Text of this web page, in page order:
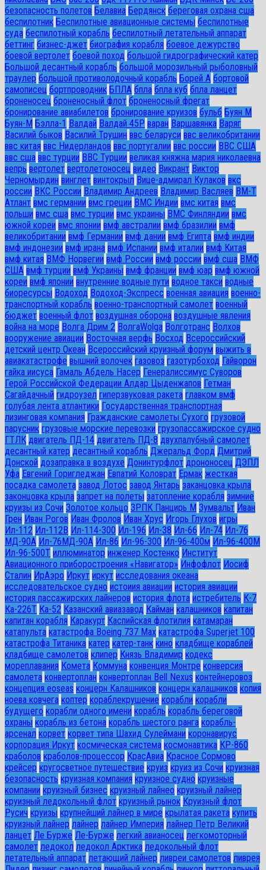
безопасность полетов Белавиа Бердянск береговая охрана сша
беспилотник Беспилотные авиационные системы беспилотные
суда беспилотный корабль беспилотный летательный аппарат
беттинг бизнес-джет биография корабля боевое дежурство
боевой вертолет боевой поход большой гидрографический катер
Большой десантный корабль большой морозильный рыболовный
траулер большой противолодочный корабль Борей А бортовой
самописец бортпроводник БПЛА бпла бпла куб бпла ланцет
броненосец броненосный флот броненосный фрегат
бронирование авиабилетов бронирование круизов бульб Буян М
Буян-М Бэлла-1 Валдай Валдай 45Р варан Варшавянка Варяг
Василий быков Василий Трушин ввс беларуси ввс великобритании
ввс китая ввс Нидерландов ввс португалии ввс россии ВВС США
ввс сша ввс турции ВВС Турции великая княжна мария николаевна
вепрь вертолет вертолетоносец видео Викрант Виктор
Черномырдин винглет винтокрыл Вице-адмирал Кулаков вкс
россии ВКС России Владимир Андреев Владимир Васляев ВМ-Т
Атлант вмс германии вмс греции ВМС Индии вмс китая вмс
польши вмс сша вмс турции вмс украины ВМС Финляндии вмс
южной кореи вмс японии вмф австралии вмф бразилии вмф
великобритании вмф Германии вмф дании вмф Египта вмф индии
вмф индонезии вмф ирана вмф Испании вмф италии вмф Китая
вмф китая ВМФ Норвегии вмф России вмф россии вмф сша ВМФ
США вмф турции вмф Украины вмф франции вмф юар вмф южной
кореи вмф японии внутренние водные пути водное такси водные
биоресурсы Водоход Водоход-Экспресс военная авиация военно-
транспортный корабль военно-транспортный самолет военный
бюджет военный флот воздушная оборона воздушные явления
война на море Волга Дрим 2 ВолгаWolga Волготранс Волхов
вооружение авиации Восточная верфь Восход Всероссийский
детский центр Океан Всероссийский круизный форум выжить в
авиакатастрофе вышний волочек газовоз газотурбоход Гайворон
гайка иисуса Гамаль Абдель Насер Генералиссимус Суворов
Герой Российской Федерации Алдар Цыденжапов Гетман
Сагайдачный гидроузел гиперзвуковая ракета главком вмф
голубая лента атлантики Государственная транспортная
лизинговая компания Гражданские самолеты Сухого грузовой
парусник грузовые морские перевозки грузопассажирское судно
ГТЛК двигатель ПД-14 двигатель ПД-8 двухпалубный самолет
десантный катер десантный корабль Джеральд Форд Дмитрий
Донской дозаправка в воздухе Донинтурфлот дрононосец ДЭПЛ
Уфа Евгений Горигледжан Евпатий Коловрат Ермак жесткая
посадка самолета завод Лотос завод Янтарь заканцовка крыла
законцовка крыла запрет на полеты затопление корабля зимние
круизы из Сочи Золотое кольцо ЗРПК Панцирь М Зумвальт Иван
Грен Иван Рогов Иван Фролов Иван Хрус Игорь Глухов игры
Ил-112 Ил-112В Ил-114-300 Ил-196 Ил-38 Ил-66 Ил-74 Ил-76
МД-90А Ил-76МД-90А Ил-86 Ил-96-300 Ил-96-400м Ил-96-400М
Ил-96-500Т иллюминатор инженер Костенко Институт
Авиационного приборостроения «Навигатор» Инфофлот Иосиф
Сталин ИрАэро Иркут иркут исследования океана
исследовательское судно истоиия авиации история авиации
история пассажирских лайнеров история флота истребитель К-7
Ка-226Т Ка-52 Казанский авиазавод Кайман калашников капитан
капитан корабля Каракурт Каспийская флотилия катамаран
катапульта катастрофа Boeing 737 Max катастрофа Superjet 100
катастрофа Титаника катер катер-танк кино кладбище кораблей
кладбище самолетов клипер Князь Владимир кодекс
мореплавания Комета Коммуна конвенция Монтре конверсия
самолета конвертоплан конвертоплан Bell Nexus контейнеровоз
концепция eoseas концерн Калашников концерн калашников копия
ноева ковчега коптер кораблекрушение корабли корабли
будущего корабли одного имени корабль корабль береговой
охраны корабль из бетона корабль шестого ранга корабль-
арсенал корвет корвет типа Шахид Сулеймани коронавирус
корпорация Иркут космическая система космонавтика КР-860
краболов краболов-процессор КрасАвиа Красное Сормово
крейсер кругосветное путешествие круиз круиз из Сочи круизная
безопасность круизная компания круизное судно круизные
компании круизный бизнес круизный лайнео круизный лайнер
круизный ледокольный флот круизный рынок Круизный флот
Русич круизы крупнейший лайнер в мире крылатая ракета купить
круизный лайнер лайнер лайнер Империя лайнер Петр Великий
ланцет Ле Бурже Ле-Бурже легкий авианосец легкомоторный
самолет ледокол ледокол Арктика ледокольный флот
летательный аппарат летающий лайнер ливреи самолетов ливрея